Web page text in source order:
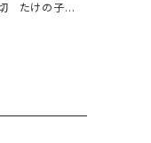
たけの子